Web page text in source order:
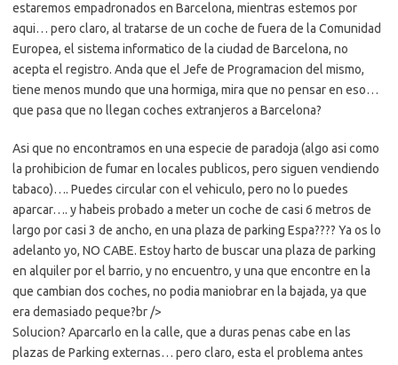
estaremos empadronados en Barcelona, mientras estemos por
aqui… pero claro, al tratarse de un coche de fuera de la Comunidad
Europea, el sistema informatico de la ciudad de Barcelona, no
acepta el registro. Anda que el Jefe de Programacion del mismo,
tiene menos mundo que una hormiga, mira que no pensar en eso…
que pasa que no llegan coches extranjeros a Barcelona?
Asi que no encontramos en una especie de paradoja (algo asi como
la prohibicion de fumar en locales publicos, pero siguen vendiendo
tabaco)…. Puedes circular con el vehiculo, pero no lo puedes
aparcar…. y habeis probado a meter un coche de casi 6 metros de
largo por casi 3 de ancho, en una plaza de parking Espa???? Ya os lo
adelanto yo, NO CABE. Estoy harto de buscar una plaza de parking
en alquiler por el barrio, y no encuentro, y una que encontre en la
que cambian dos coches, no podia maniobrar en la bajada, ya que
era demasiado peque?br />
Solucion? Aparcarlo en la calle, que a duras penas cabe en las
plazas de Parking externas… pero claro, esta el problema antes